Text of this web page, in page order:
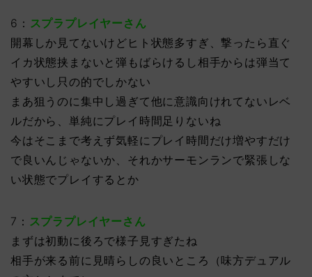
6： スプラプレイヤーさん
開幕しか見てないけどヒト状態多すぎ、撃ったら直ぐ
イカ状態挟まないと弾もばらけるし相手からは弾当て
やすいし只の的でしかない
まあ狙うのに集中し過ぎて他に意識向けれてないレベ
ルだから、単純にプレイ時間足りないね
今はそこまで考えず気軽にプレイ時間だけ増やすだけ
で良いんじゃないか、それかサーモンランで緊張しな
い状態でプレイするとか
7： スプラプレイヤーさん
まずは初動に後ろで様子見すぎたね
相手が来る前に見晴らしの良いところ（味方デュアル